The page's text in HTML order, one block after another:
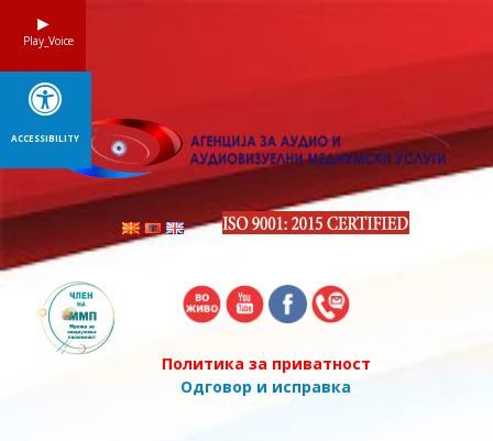
Политика за приватност
Одговор и исправка
Play_Voice
ACCESSIBILITY